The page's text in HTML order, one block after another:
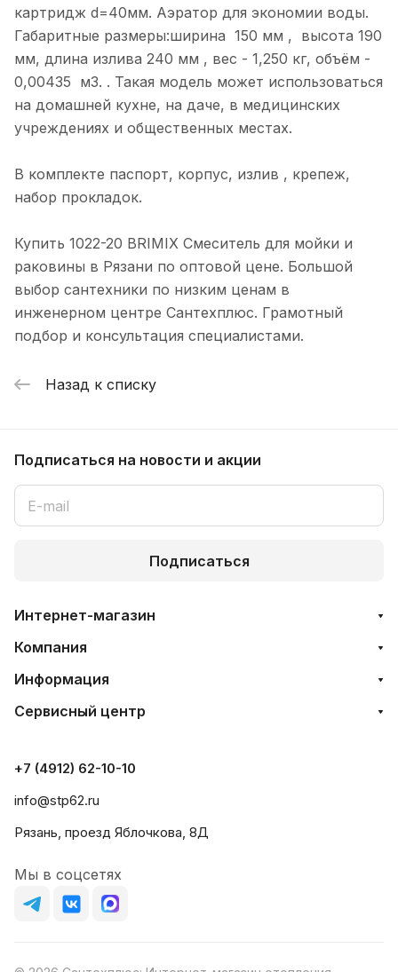
картридж d=40мм. Аэратор для экономии воды.
Габаритные размеры:ширина 150 мм , высота 190
мм, длина излива 240 мм , вес - 1,250 кг, объём -
0,00435 м3. . Такая модель может использоваться
на домашней кухне, на даче, в медицинских
учреждениях и общественных местах.
В комплекте паспорт, корпус, излив , крепеж,
набор прокладок.
Купить 1022-20 BRIMIX Смеситель для мойки и
раковины в Рязани по оптовой цене. Большой
выбор сантехники по низким ценам в
инженерном центре Сантехплюс. Грамотный
подбор и консультация специалистами.
Назад к списку
Подписаться на новости и акции
Подписаться
Интернет-магазин
Компания
Информация
Сервисный центр
+7 (4912) 62-10-10
info@stp62.ru
Рязань, проезд Яблочкова, 8Д
Мы в соцсетях